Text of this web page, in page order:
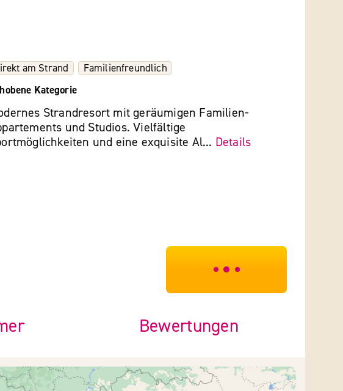
am Strand
Familienfreundlich
Kategorie
Strandresort mit geräumigen Familien-
und Studios. Vielfältige
und eine exquisite Al... Details
***************
Bewertungen